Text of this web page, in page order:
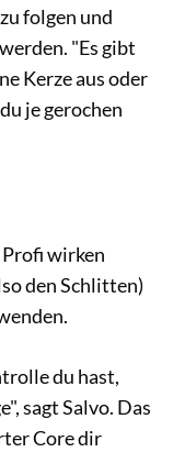
folgen und
"Es gibt
Kerze aus oder
je gerochen
wirken
den Schlitten)
du hast,
sagt Salvo. Das
Core dir